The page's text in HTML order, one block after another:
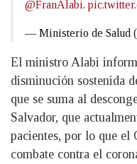
@FranAlabi.
— Ministerio de Salud
El ministro Alabi
disminución sostenida
que se suma al
Salvador, que
pacientes, por lo que el
combate contra el